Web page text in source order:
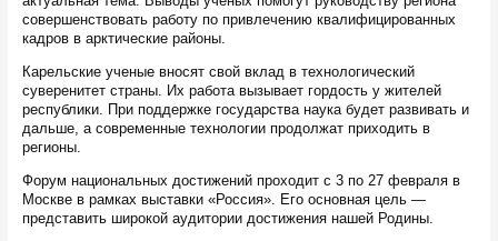
совершенствовать работу по привлечению квалифицированных
кадров в арктические районы.
Карельские ученые вносят свой вклад в технологический
суверенитет страны. Их работа вызывает гордость у жителей
республики. При поддержке государства наука будет развивать и
дальше, а современные технологии продолжат приходить в
регионы.
Форум национальных достижений проходит с 3 по 27 февраля в
Москве в рамках выставки «Россия». Его основная цель —
представить широкой аудитории достижения нашей Родины.